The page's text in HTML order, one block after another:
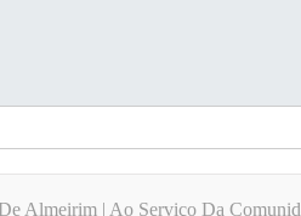
Almeirim | Ao Serviço Da